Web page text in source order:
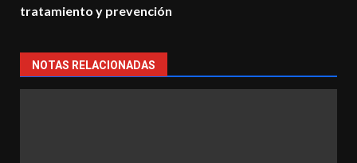
tratamiento y prevención
NOTAS RELACIONADAS